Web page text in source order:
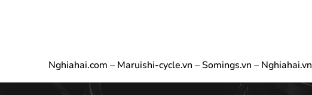
Nghiahai.com – Maruishi-cycle.vn – Somings.vn – Nghiahai.vn